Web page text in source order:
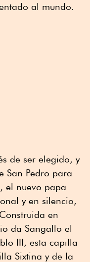
al mundo.
de ser elegido, y
San Pedro para
el nuevo papa
y en silencio,
en
da Sangallo el
III, esta capilla
Sixtina y de la